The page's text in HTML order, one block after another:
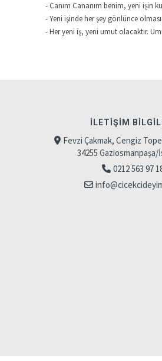
- Canım Cananım benim, yeni işin
- Yeni işinde her şey gönlünce
- Her yeni iş, yeni umut olacaktır.
İLETIŞIM
Fevzi Çakmak, Cengiz
34255
0212 563 97